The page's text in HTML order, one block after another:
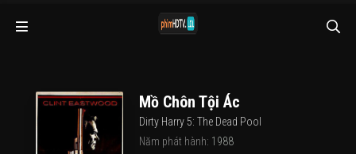
Mồ Chôn Tội Ác
Dirty Harry 5: The Dead Pool
Năm phát hành: 1988